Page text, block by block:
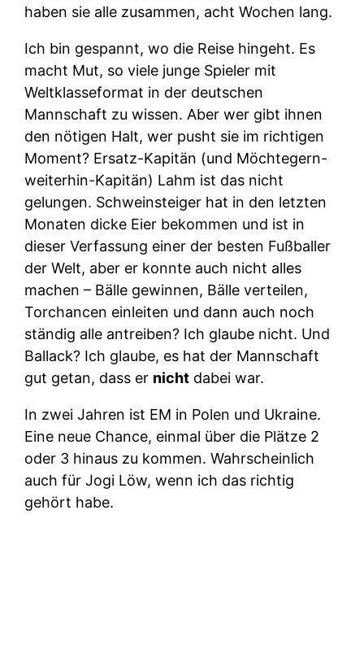
haben sie alle zusammen, acht Wochen lang.
Ich bin gespannt, wo die Reise hingeht. Es
macht Mut, so viele junge Spieler mit
Weltklasseformat in der deutschen
Mannschaft zu wissen. Aber wer gibt ihnen
den nötigen Halt, wer pusht sie im richtigen
Moment? Ersatz-Kapitän (und Möchtegern-
weiterhin-Kapitän) Lahm ist das nicht
gelungen. Schweinsteiger hat in den letzten
Monaten dicke Eier bekommen und ist in
dieser Verfassung einer der besten Fußballer
der Welt, aber er konnte auch nicht alles
machen – Bälle gewinnen, Bälle verteilen,
Torchancen einleiten und dann auch noch
ständig alle antreiben? Ich glaube nicht. Und
Ballack? Ich glaube, es hat der Mannschaft
gut getan, dass er nicht dabei war.
In zwei Jahren ist EM in Polen und Ukraine.
Eine neue Chance, einmal über die Plätze 2
oder 3 hinaus zu kommen. Wahrscheinlich
auch für Jogi Löw, wenn ich das richtig
gehört habe.